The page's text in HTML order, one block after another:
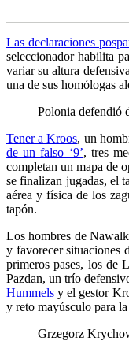
Las declaraciones
seleccionador habilita
variar su altura
una de sus homólogas
Polonia defendió
Tener a Kroos, un
de un falso ‘9’, tres
completan un mapa de
se finalizan jugadas, el
aérea y física de los
tapón.
Los hombres de
y favorecer situaciones
primeros pases, los de
Pazdan, un trío
Hummels y el gestor
y reto mayúsculo para
Grzegorz